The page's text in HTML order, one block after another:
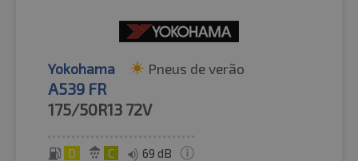
Yokohama Pneus de verão
A539 FR
175/50R13 72V
D C 69 dB